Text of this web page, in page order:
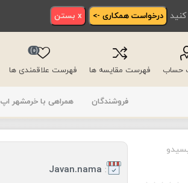
درخواست همکاری -> x بستن
حساب فهرست مقایسه ها فهرست علاقمندی ها
(0)
فروشندگان همراهی با خرمشهر اپ
:
Javan.nama